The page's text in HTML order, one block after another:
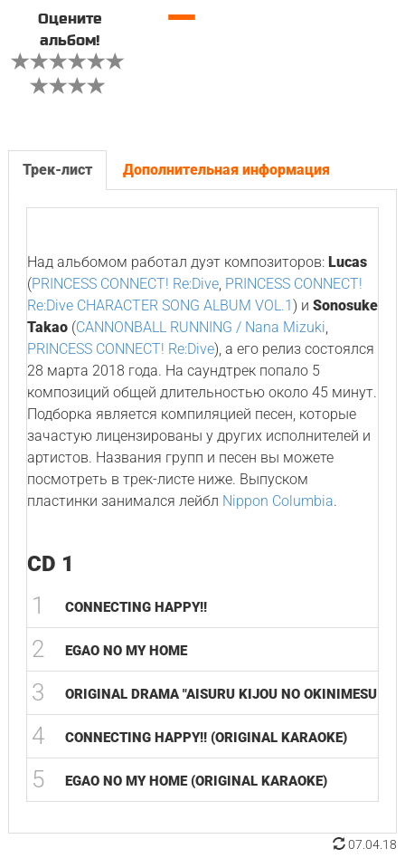
Оцените
альбом!
—
Трек-лист Дополнительная информация
Над альбомом работал дуэт композиторов: Lucas
(PRINCESS CONNECT! Re:Dive, PRINCESS CONNECT!
Re:Dive CHARACTER SONG ALBUM VOL.1) и Sonosuke
Takao(CANNONBALL RUNNING / Nana Mizuki,
PRINCESS CONNECT! Re:Dive), а его релиз состоялся
28 марта 2018 года. На саундтрек попало 5
композиций общей длительностью около 45 минут.
Подборка является компиляцией песен, которые
зачастую лицензированы у других исполнителей и
артистов. Названия групп и песен вы можете
посмотреть в трек-листе ниже. Выпуском
пластинки занимался лейбл Nippon Columbia.
CD 1
1 CONNECTING HAPPY!!
2 EGAO NO MY HOME
3 ORIGINAL DRAMA "AISURU KIJOU NO OKINIMESU
4 CONNECTING HAPPY!! (ORIGINAL KARAOKE)
5 EGAO NO MY HOME (ORIGINAL KARAOKE)
07.04.18